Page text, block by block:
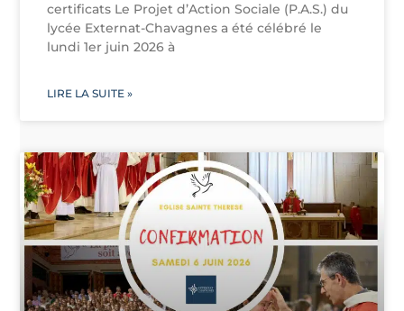
certificats Le Projet d’Action Sociale (P.A.S.) du
lycée Externat-Chavagnes a été célébré le
lundi 1er juin 2026 à
LIRE LA SUITE »